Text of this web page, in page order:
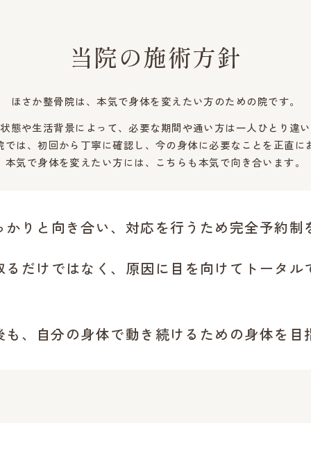
当院の施術方針
ほさか整骨院は、本気で身体を変えたい方のための院です。
態や生活背景によって、必要な期間や通い方は一人ひとり違い
では、初回から丁寧に確認し、今の身体に必要なことを正直に
本気で身体を変えたい方には、こちらも本気で向き合います。
りと向き合い、対応を行うため完全予約制
だけではなく、原因に目を向けてトータル
も、自分の身体で動き続けるための身体を目